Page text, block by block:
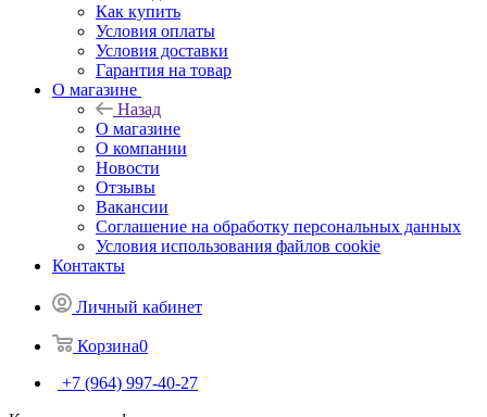
Как купить
Условия оплаты
Условия доставки
Гарантия на товар
О магазине
Назад
О магазине
О компании
Новости
Отзывы
Вакансии
Соглашение на обработку персональных данных
Условия использования файлов cookie
Контакты
Личный кабинет
Корзина0
+7 (964) 997-40-27